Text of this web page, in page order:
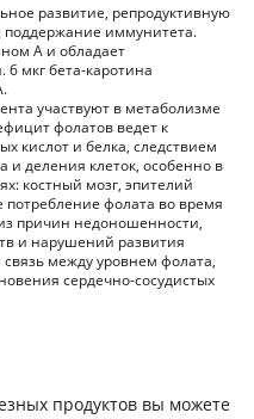
развитие, репродуктивную
поддержание иммунитета.
А и обладает
мкг бета-каротина
участвуют в метаболизме
фолатов ведет к
кислот и белка, следствием
и деления клеток, особенно в
костный мозг, эпителий
фолата во время
причин недоношенности,
и нарушений развития
между уровнем фолата,
сердечно-сосудистых
продуктов вы можете